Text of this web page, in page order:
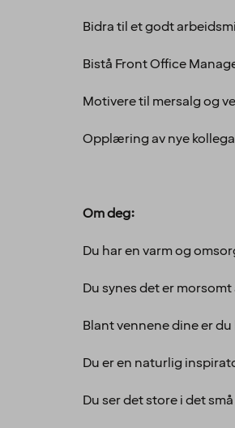
Bidra til et godt
Bistå Front Office
Motivere til mersalg og
Opplæring av nye
Om deg:
Du har en varm og
Du synes det er
Blant vennene dine er
Du er en naturlig
Du ser det store i det